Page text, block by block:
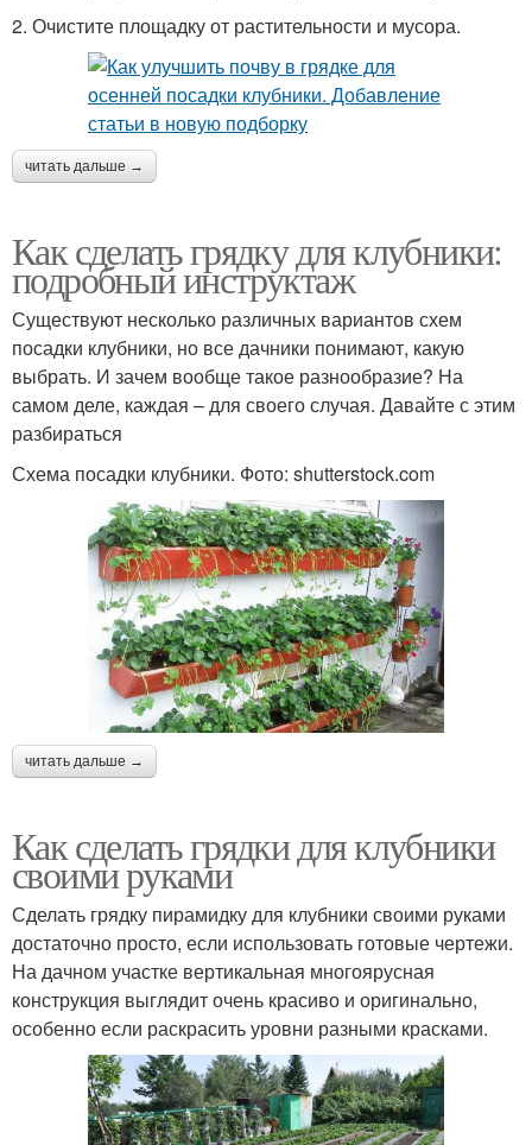
2. Очистите площадку от растительности и мусора.
читать дальше →
Как сделать грядку для клубники:
подробный инструктаж
Существуют несколько различных вариантов схем
посадки клубники, но все дачники понимают, какую
выбрать. И зачем вообще такое разнообразие? На
самом деле, каждая – для своего случая. Давайте с этим
разбираться
Схема посадки клубники. Фото: shutterstock.com
читать дальше →
Как сделать грядки для клубники
своими руками
Сделать грядку пирамидку для клубники своими руками
достаточно просто, если использовать готовые чертежи.
На дачном участке вертикальная многоярусная
конструкция выглядит очень красиво и оригинально,
особенно если раскрасить уровни разными красками.